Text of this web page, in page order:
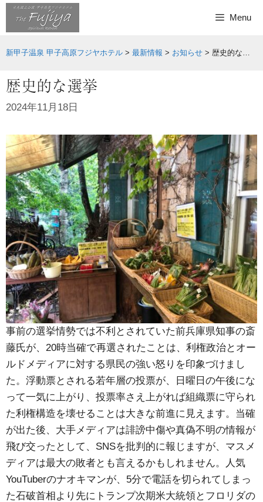
Skip
Menu
新甲子温泉 甲子高原フジヤホテル > 最新情報 > お知らせ > 歴史的な選挙
歴史的な選挙
2024年11月18日
事前の選挙情勢では不利とされていた前兵庫県知事の斎
藤氏が、20時当確で再選されたことは、利権政治とオー
ルドメディアに対する県民の強い怒りを印象づけまし
た。浮動票とされる若年層の投票が、日曜日の午後にな
って一気に上がり、投票率さえ上がれば組織票に守られ
た利権構造を壊せることは大きな前進に見えます。当確
が出た後、大手メディアは誹謗中傷や真偽不明の情報が
飛び交ったとして、SNSを批判的に報じますが、マスメ
ディアは最大の敗者とも言えるかもしれません。人気
YouTuberのナオキマンが、5分で電話を切られてしまっ
た石破首相より先にトランプ次期米大統領とフロリダの